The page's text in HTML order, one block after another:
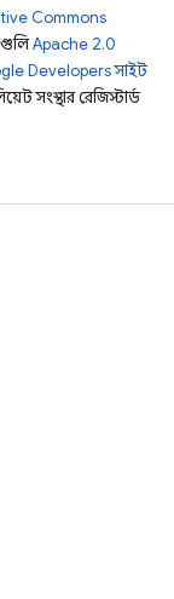
Commons
Apache 2.0
Developers সাইট
সংস্থার রেজিস্টার্ড